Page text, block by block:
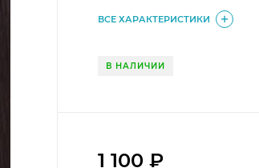
ВСЕ ХАРАКТЕРИСТИКИ
В НАЛИЧИИ
1 100₽